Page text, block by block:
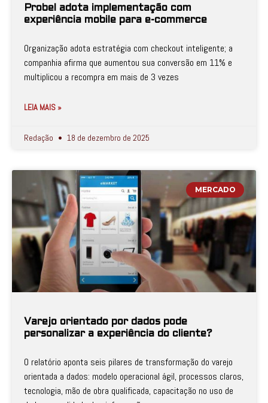
Probel adota implementação com
experiência mobile para e-commerce
Organização adota estratégia com checkout inteligente; a
companhia afirma que aumentou sua conversão em 11% e
multiplicou a recompra em mais de 3 vezes
LEIA MAIS »
Redação 18 de dezembro de 2025
MERCADO
Varejo orientado por dados pode
personalizar a experiência do cliente?
O relatório aponta seis pilares de transformação do varejo
orientada a dados: modelo operacional ágil, processos claros,
tecnologia, mão de obra qualificada, capacitação no uso de